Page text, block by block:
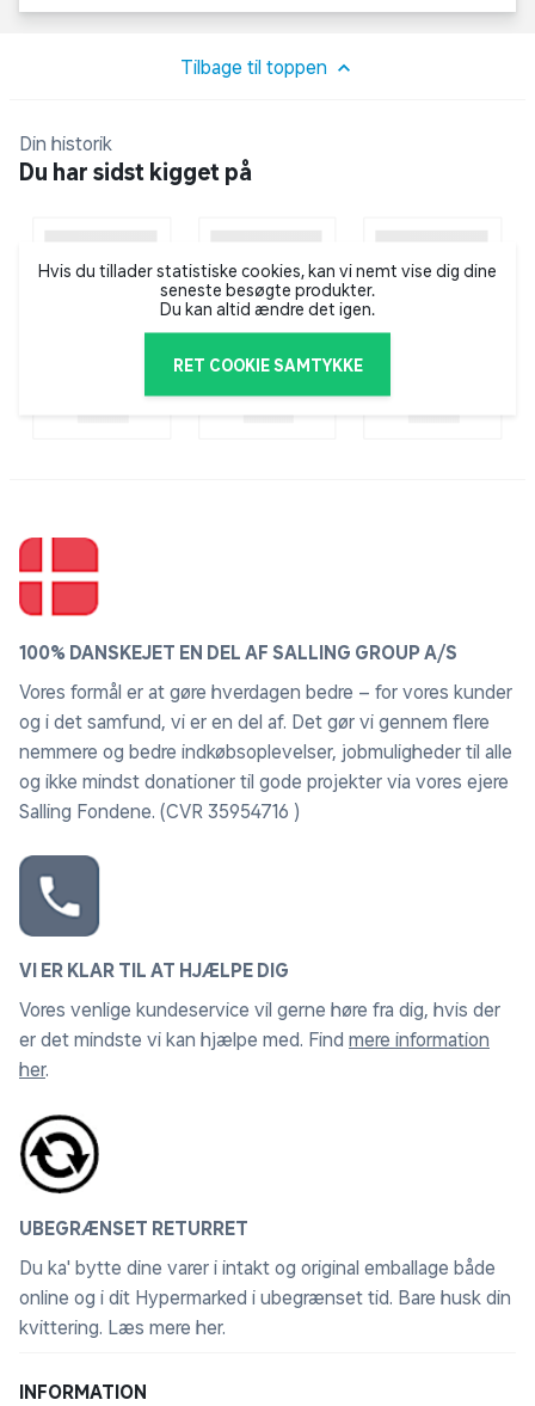
FullHD-billeder.
formatet, inklusive HDR10 og HLG, kombineret
med LGs dynamiske scene-for-scene-
kvalitet.
LG smart TV med webOS giver dig mulighed for
nemt at nyde dine yndlings Netflix-film,
YouTube-videoer og meget mere. Det nye
Tilbage til toppen
Din historik
Du har sidst kigget på
Hvis du tillader statistiske cookies, kan vi nemt vise dig dine
seneste besøgte produkter.
Du kan altid ændre det igen.
RET COOKIE SAMTYKKE
100% DANSKEJET EN DEL AF SALLING GROUP A/S
Vores formål er at gøre hverdagen bedre – for vores kunder
og i det samfund, vi er en del af. Det gør vi gennem flere
nemmere og bedre indkøbsoplevelser, jobmuligheder til alle
og ikke mindst donationer til gode projekter via vores ejere
Salling Fondene. (CVR 35954716 )
VI ER KLAR TIL AT HJÆLPE DIG
Vores venlige kundeservice vil gerne høre fra dig, hvis der
er det mindste vi kan hjælpe med. Find mere information
her.
UBEGRÆNSET RETURRET
Du ka' bytte dine varer i intakt og original emballage både
online og i dit Hypermarked i ubegrænset tid. Bare husk din
kvittering. Læs mere her.
INFORMATION